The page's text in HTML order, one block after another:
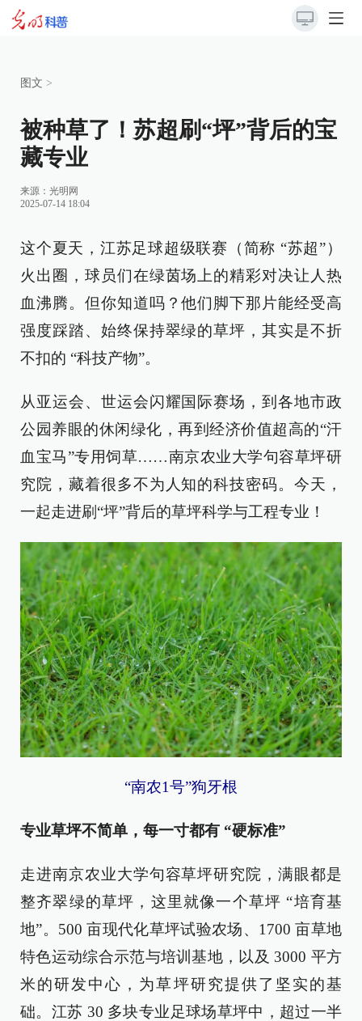
图文 >
被种草了！苏超刷“坪”背后的宝
藏专业
来源： 光明网
2025-07-14 18:04
这个夏天，江苏足球超级联赛（简称 “苏超”）
火出圈，球员们在绿茵场上的精彩对决让人热
血沸腾。但你知道吗？他们脚下那片能经受高
强度踩踏、始终保持翠绿的草坪，其实是不折
不扣的 “科技产物”。
从亚运会、世运会闪耀国际赛场，到各地市政
公园养眼的休闲绿化，再到经济价值超高的“汗
血宝马”专用饲草……南京农业大学句容草坪研
究院，藏着很多不为人知的科技密码。今天，
一起走进刷“坪”背后的草坪科学与工程专业！
“南农1号”狗牙根
专业草坪不简单，每一寸都有 “硬标准”
走进南京农业大学句容草坪研究院，满眼都是
整齐翠绿的草坪，这里就像一个草坪 “培育基
地”。500 亩现代化草坪试验农场、1700 亩草地
特色运动综合示范与培训基地，以及 3000 平方
米的研发中心，为草坪研究提供了坚实的基
础。江苏 30 多块专业足球场草坪中，超过一半